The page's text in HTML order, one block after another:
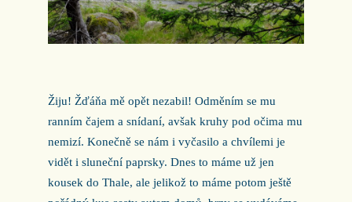
Žiju! Žďáňa mě opět nezabil! Odměním se mu
ranním čajem a snídaní, avšak kruhy pod očima mu
nemizí. Konečně se nám i vyčasilo a chvílemi je
vidět i sluneční paprsky. Dnes to máme už jen
kousek do Thale, ale jelikož to máme potom ještě